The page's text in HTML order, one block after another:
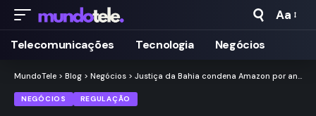
Fonte
Aa
Telecomunicações Tecnologia Negócios
MundoTele > Blog > Negócios > Justiça da Bahia condena Amazon por anúncios no Prime Video e determina indenização a cliente
NEGÓCIOS REGULAÇÃO